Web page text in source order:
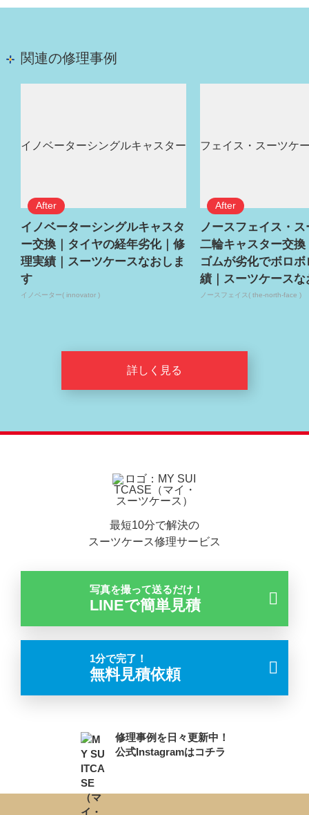
関連の修理事例
イノベーターシングルキャスタ
ー交換｜タイヤの経年劣化｜修
理実績｜スーツケースなおしま
す
イノベーター( innovator )
ノースフェイス・
二輪キャスター交換
ゴムが劣化でボロ
績｜スーツケースな
ノースフェイス( the-north-face )
詳しく見る
最短10分で解決の
スーツケース修理サービス
写真を撮って送るだけ！
LINEで簡単見積
1分で完了！
無料見積依頼
修理事例を日々更新中！
公式Instagramはコチラ